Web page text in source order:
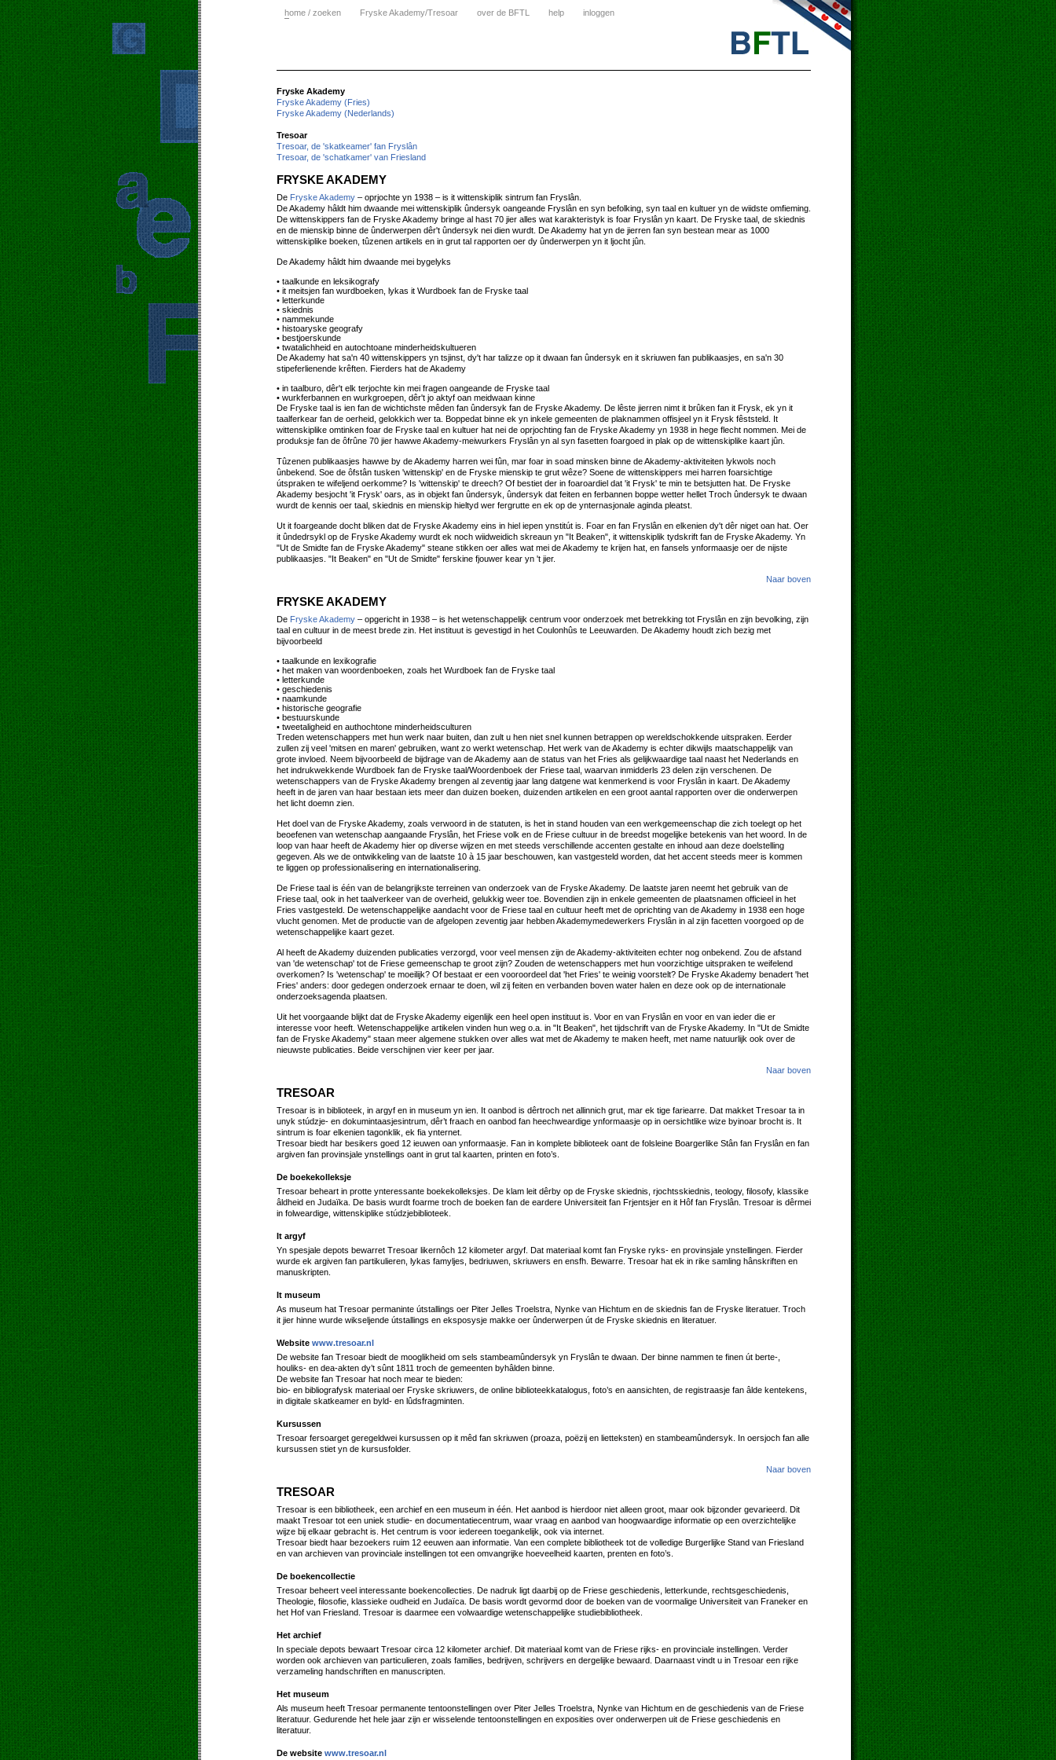
home / zoeken Fryske Akademy/Tresoar over de BFTL help inloggen
Fryske Akademy
Fryske Akademy (Fries)
Fryske Akademy (Nederlands)
Tresoar
Tresoar, de 'skatkeamer' fan Fryslân
Tresoar, de 'schatkamer' van Friesland
FRYSKE AKADEMY
De Fryske Akademy – oprjochte yn 1938 – is it wittenskiplik sintrum fan Fryslân.
De Akademy hâldt him dwaande mei wittenskiplik ûndersyk oangeande Fryslân en syn befolking, syn taal en kultuer yn de wiidste omfieming.
De wittenskippers fan de Fryske Akademy bringe al hast 70 jier alles wat karakteristyk is foar Fryslân yn kaart. De Fryske taal, de skiednis
en de mienskip binne de ûnderwerpen dêr't ûndersyk nei dien wurdt. De Akademy hat yn de jierren fan syn bestean mear as 1000
wittenskiplike boeken, tûzenen artikels en in grut tal rapporten oer dy ûnderwerpen yn it ljocht jûn.
De Akademy hâldt him dwaande mei bygelyks
• taalkunde en leksikografy
• it meitsjen fan wurdboeken, lykas it Wurdboek fan de Fryske taal
• letterkunde
• skiednis
• nammekunde
• histoaryske geografy
• bestjoerskunde
• twatalichheid en autochtoane minderheidskultueren
De Akademy hat sa'n 40 wittenskippers yn tsjinst, dy't har talizze op it dwaan fan ûndersyk en it skriuwen fan publikaasjes, en sa'n 30
stipeferlienende krêften. Fierders hat de Akademy
• in taalburo, dêr't elk terjochte kin mei fragen oangeande de Fryske taal
• wurkferbannen en wurkgroepen, dêr't jo aktyf oan meidwaan kinne
De Fryske taal is ien fan de wichtichste mêden fan ûndersyk fan de Fryske Akademy. De lêste jierren nimt it brûken fan it Frysk, ek yn it
taalferkear fan de oerheid, gelokkich wer ta. Boppedat binne ek yn inkele gemeenten de plaknammen offisjeel yn it Frysk fêststeld. It
wittenskiplike omtinken foar de Fryske taal en kultuer hat nei de oprjochting fan de Fryske Akademy yn 1938 in hege flecht nommen. Mei de
produksje fan de ôfrûne 70 jier hawwe Akademy-meiwurkers Fryslân yn al syn fasetten foargoed in plak op de wittenskiplike kaart jûn.
Tûzenen publikaasjes hawwe by de Akademy harren wei fûn, mar foar in soad minsken binne de Akademy-aktiviteiten lykwols noch
ûnbekend. Soe de ôfstân tusken 'wittenskip' en de Fryske mienskip te grut wêze? Soene de wittenskippers mei harren foarsichtige
útspraken te wifeljend oerkomme? Is 'wittenskip' te dreech? Of bestiet der in foaroardiel dat 'it Frysk' te min te betsjutten hat. De Fryske
Akademy besjocht 'it Frysk' oars, as in objekt fan ûndersyk, ûndersyk dat feiten en ferbannen boppe wetter hellet Troch ûndersyk te dwaan
wurdt de kennis oer taal, skiednis en mienskip hieltyd wer fergrutte en ek op de ynternasjonale aginda pleatst.
Ut it foargeande docht bliken dat de Fryske Akademy eins in hiel iepen ynstitút is. Foar en fan Fryslân en elkenien dy't dêr niget oan hat. Oer
it ûndedrsykl op de Fryske Akademy wurdt ek noch wiidweidich skreaun yn "It Beaken", it wittenskiplik tydskrift fan de Fryske Akademy. Yn
"Ut de Smidte fan de Fryske Akademy" steane stikken oer alles wat mei de Akademy te krijen hat, en fansels ynformaasje oer de nijste
publikaasjes. "It Beaken" en "Ut de Smidte" ferskine fjouwer kear yn 't jier.
Naar boven
FRYSKE AKADEMY
De Fryske Akademy – opgericht in 1938 – is het wetenschappelijk centrum voor onderzoek met betrekking tot Fryslân en zijn bevolking, zijn
taal en cultuur in de meest brede zin. Het instituut is gevestigd in het Coulonhûs te Leeuwarden. De Akademy houdt zich bezig met
bijvoorbeeld
• taalkunde en lexikografie
• het maken van woordenboeken, zoals het Wurdboek fan de Fryske taal
• letterkunde
• geschiedenis
• naamkunde
• historische geografie
• bestuurskunde
• tweetaligheid en authochtone minderheidsculturen
Treden wetenschappers met hun werk naar buiten, dan zult u hen niet snel kunnen betrappen op wereldschokkende uitspraken. Eerder
zullen zij veel 'mitsen en maren' gebruiken, want zo werkt wetenschap. Het werk van de Akademy is echter dikwijls maatschappelijk van
grote invloed. Neem bijvoorbeeld de bijdrage van de Akademy aan de status van het Fries als gelijkwaardige taal naast het Nederlands en
het indrukwekkende Wurdboek fan de Fryske taal/Woordenboek der Friese taal, waarvan inmidderls 23 delen zijn verschenen. De
wetenschappers van de Fryske Akademy brengen al zeventig jaar lang datgene wat kenmerkend is voor Fryslân in kaart. De Akademy
heeft in de jaren van haar bestaan iets meer dan duizen boeken, duizenden artikelen en een groot aantal rapporten over die onderwerpen
het licht doemn zien.
Het doel van de Fryske Akademy, zoals verwoord in de statuten, is het in stand houden van een werkgemeenschap die zich toelegt op het
beoefenen van wetenschap aangaande Fryslân, het Friese volk en de Friese cultuur in de breedst mogelijke betekenis van het woord. In de
loop van haar heeft de Akademy hier op diverse wijzen en met steeds verschillende accenten gestalte en inhoud aan deze doelstelling
gegeven. Als we de ontwikkeling van de laatste 10 à 15 jaar beschouwen, kan vastgesteld worden, dat het accent steeds meer is kommen
te liggen op professionalisering en internationalisering.
De Friese taal is één van de belangrijkste terreinen van onderzoek van de Fryske Akademy. De laatste jaren neemt het gebruik van de
Friese taal, ook in het taalverkeer van de overheid, gelukkig weer toe. Bovendien zijn in enkele gemeenten de plaatsnamen officieel in het
Fries vastgesteld. De wetenschappelijke aandacht voor de Friese taal en cultuur heeft met de oprichting van de Akademy in 1938 een hoge
vlucht genomen. Met de productie van de afgelopen zeventig jaar hebben Akademymedewerkers Fryslân in al zijn facetten voorgoed op de
wetenschappelijke kaart gezet.
Al heeft de Akademy duizenden publicaties verzorgd, voor veel mensen zijn de Akademy-aktiviteiten echter nog onbekend. Zou de afstand
van 'de wetenschap' tot de Friese gemeenschap te groot zijn? Zouden de wetenschappers met hun voorzichtige uitspraken te weifelend
overkomen? Is 'wetenschap' te moeilijk? Of bestaat er een vooroordeel dat 'het Fries' te weinig voorstelt? De Fryske Akademy benadert 'het
Fries' anders: door gedegen onderzoek ernaar te doen, wil zij feiten en verbanden boven water halen en deze ook op de internationale
onderzoeksagenda plaatsen.
Uit het voorgaande blijkt dat de Fryske Akademy eigenlijk een heel open instituut is. Voor en van Fryslân en voor en van ieder die er
interesse voor heeft. Wetenschappelijke artikelen vinden hun weg o.a. in "It Beaken", het tijdschrift van de Fryske Akademy. In "Ut de Smidte
fan de Fryske Akademy" staan meer algemene stukken over alles wat met de Akademy te maken heeft, met name natuurlijk ook over de
nieuwste publicaties. Beide verschijnen vier keer per jaar.
Naar boven
TRESOAR
Tresoar is in biblioteek, in argyf en in museum yn ien. It oanbod is dêrtroch net allinnich grut, mar ek tige fariearre. Dat makket Tresoar ta in
unyk stúdzje- en dokumintaasjesintrum, dêr’t fraach en oanbod fan heechweardige ynformaasje op in oersichtlike wize byinoar brocht is. It
sintrum is foar elkenien tagonklik, ek fia ynternet.
Tresoar biedt har besikers goed 12 ieuwen oan ynformaasje. Fan in komplete biblioteek oant de folsleine Boargerlike Stân fan Fryslân en fan
argiven fan provinsjale ynstellings oant in grut tal kaarten, printen en foto’s.
De boekekolleksje
Tresoar beheart in protte ynteressante boekekolleksjes. De klam leit dêrby op de Fryske skiednis, rjochtsskiednis, teology, filosofy, klassike
âldheid en Judaïka. De basis wurdt foarme troch de boeken fan de eardere Universiteit fan Frjentsjer en it Hôf fan Fryslân. Tresoar is dêrmei
in folweardige, wittenskiplike stúdzjebiblioteek.
It argyf
Yn spesjale depots bewarret Tresoar likernôch 12 kilometer argyf. Dat materiaal komt fan Fryske ryks- en provinsjale ynstellingen. Fierder
wurde ek argiven fan partikulieren, lykas famyljes, bedriuwen, skriuwers en ensfh. Bewarre. Tresoar hat ek in rike samling hânskriften en
manuskripten.
It museum
As museum hat Tresoar permaninte útstallings oer Piter Jelles Troelstra, Nynke van Hichtum en de skiednis fan de Fryske literatuer. Troch
it jier hinne wurde wikseljende útstallings en eksposysje makke oer ûnderwerpen út de Fryske skiednis en literatuer.
Website www.tresoar.nl
De website fan Tresoar biedt de mooglikheid om sels stambeamûndersyk yn Fryslân te dwaan. Der binne nammen te finen út berte-,
houliks- en dea-akten dy’t sûnt 1811 troch de gemeenten byhâlden binne.
De website fan Tresoar hat noch mear te bieden:
bio- en bibliografysk materiaal oer Fryske skriuwers, de online biblioteekkatalogus, foto’s en aansichten, de registraasje fan âlde kentekens,
in digitale skatkeamer en byld- en lûdsfragminten.
Kursussen
Tresoar fersoarget geregeldwei kursussen op it mêd fan skriuwen (proaza, poëzij en lietteksten) en stambeamûndersyk. In oersjoch fan alle
kursussen stiet yn de kursusfolder.
Naar boven
TRESOAR
Tresoar is een bibliotheek, een archief en een museum in één. Het aanbod is hierdoor niet alleen groot, maar ook bijzonder gevarieerd. Dit
maakt Tresoar tot een uniek studie- en documentatiecentrum, waar vraag en aanbod van hoogwaardige informatie op een overzichtelijke
wijze bij elkaar gebracht is. Het centrum is voor iedereen toegankelijk, ook via internet.
Tresoar biedt haar bezoekers ruim 12 eeuwen aan informatie. Van een complete bibliotheek tot de volledige Burgerlijke Stand van Friesland
en van archieven van provinciale instellingen tot een omvangrijke hoeveelheid kaarten, prenten en foto’s.
De boekencollectie
Tresoar beheert veel interessante boekencollecties. De nadruk ligt daarbij op de Friese geschiedenis, letterkunde, rechtsgeschiedenis,
Theologie, filosofie, klassieke oudheid en Judaïca. De basis wordt gevormd door de boeken van de voormalige Universiteit van Franeker en
het Hof van Friesland. Tresoar is daarmee een volwaardige wetenschappelijke studiebibliotheek.
Het archief
In speciale depots bewaart Tresoar circa 12 kilometer archief. Dit materiaal komt van de Friese rijks- en provinciale instellingen. Verder
worden ook archieven van particulieren, zoals families, bedrijven, schrijvers en dergelijke bewaard. Daarnaast vindt u in Tresoar een rijke
verzameling handschriften en manuscripten.
Het museum
Als museum heeft Tresoar permanente tentoonstellingen over Piter Jelles Troelstra, Nynke van Hichtum en de geschiedenis van de Friese
literatuur. Gedurende het hele jaar zijn er wisselende tentoonstellingen en exposities over onderwerpen uit de Friese geschiedenis en
literatuur.
De website www.tresoar.nl